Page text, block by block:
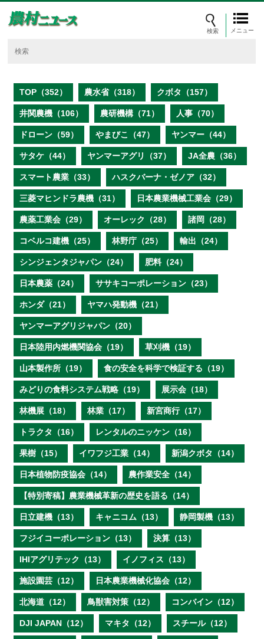
メニュー
TOP（352） 農水省（318） クボタ（157）
井関農機（106） 農研機構（71） 人事（70）
ドローン（59） やまびこ（47） ヤンマー（44）
サタケ（44） ヤンマーアグリ（37） JA全農（36）
スマート農業（33） ハスクバーナ・ゼノア（32）
三菱マヒンドラ農機（31） 日本農業機械工業会（29）
農薬工業会（29） オーレック（28） 諸岡（28）
コベルコ建機（25） 林野庁（25） 輸出（24）
シンジェンタジャパン（24） 肥料（24）
日本農薬（24） ササキコーポレーション（23）
ホンダ（21） ヤマハ発動機（21）
ヤンマーアグリジャパン（20）
日本陸用内燃機関協会（19） 草刈機（19）
山本製作所（19） 食の安全を科学で検証する（19）
みどりの食料システム戦略（19） 展示会（18）
林機展（18） 林業（17） 新宮商行（17）
トラクタ（16） レンタルのニッケン（16）
果樹（15） イワフジ工業（14） 新潟クボタ（14）
日本植物防疫協会（14） 農作業安全（14）
【特別寄稿】農業機械革新の歴史を語る（14）
日立建機（13） キャニコム（13） 静岡製機（13）
フジイコーポレーション（13） 決算（13）
IHIアグリテック（13） イノフィス（13）
施設園芸（12） 日本農業機械化協会（12）
北海道（12） 鳥獣害対策（12） コンバイン（12）
DJI JAPAN（12） マキタ（12） スチール（12）